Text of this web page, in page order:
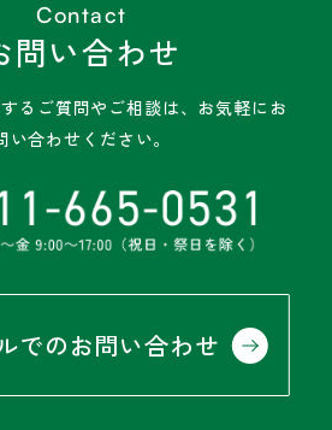
Contact
問い合わせ
るご質問やご相談は、お気軽にお
い合わせください。
でのお問い合わせ